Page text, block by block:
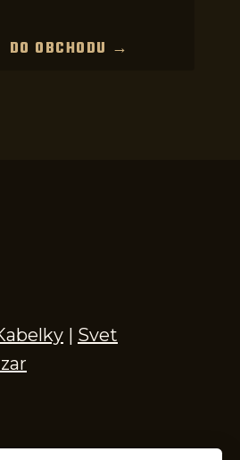
DO OBCHODU →
| Svet